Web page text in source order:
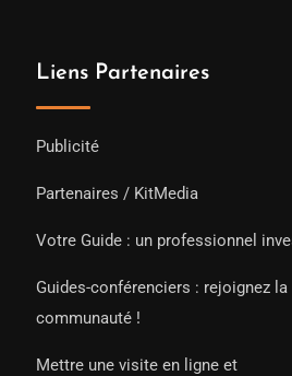
Liens Partenaires
Publicité
Partenaires / KitMedia
Votre Guide : un professionnel
Guides-conférenciers : rejoignez la
communauté !
Mettre une visite en ligne et